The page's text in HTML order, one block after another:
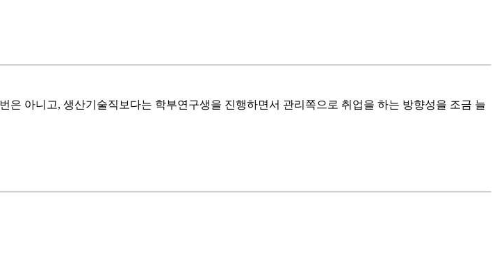
아니고, 생산기술직보다는 학부연구생을 진행하면서 관리쪽으로 취업을 하는 방향성을 조금 늘